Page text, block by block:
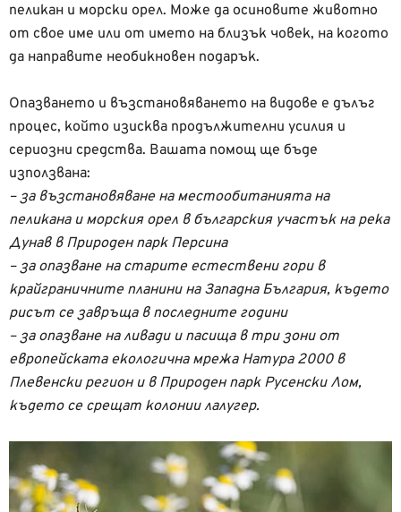
пеликан и морски орел. Може да осиновите животно
от свое име или от името на близък човек, на когото
да направите необикновен подарък.
Опазването и възстановяването на видове е дълъг
процес, който изисква продължителни усилия и
сериозни средства. Вашата помощ ще бъде
използвана:
– за възстановяване на местообитанията на
пеликана и морския орел в българския участък на река
Дунав в Природен парк Персина
– за опазване на старите естествени гори в
крайграничните планини на Западна България, където
рисът се завръща в последните години
– за опазване на ливади и пасища в три зони от
европейската екологична мрежа Натура 2000 в
Плевенски регион и в Природен парк Русенски Лом,
където се срещат колонии лалугер.